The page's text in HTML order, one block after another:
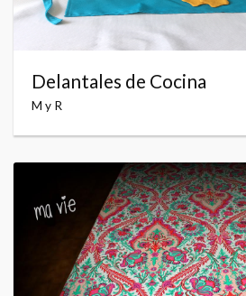
Delantales de Cocina
M y R